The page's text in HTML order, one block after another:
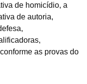
de homicídio, a
de autoria,
as provas do